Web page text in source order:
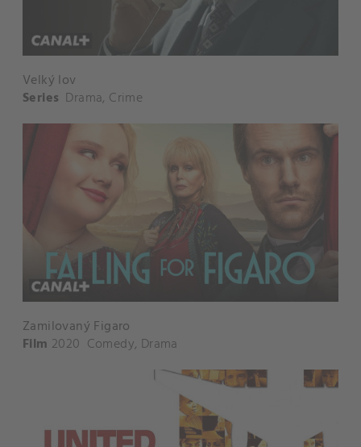
Velký lov
Series Drama, Crime
Zamilovaný Figaro
Film 2020 Comedy, Drama